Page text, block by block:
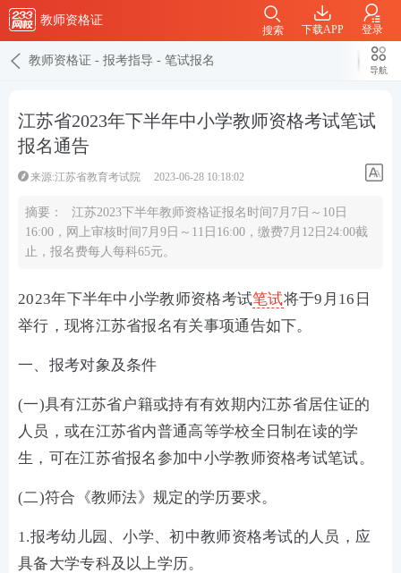
教师资格证
下载APP 登录
搜索
教师资格证 - 报考指导 - 笔试报名
导航
江苏省2023年下半年中小学教师资格考试笔试
报名通告
来源:江苏省教育考试院 2023-06-28 10:18:02
摘要：
江苏2023下半年教师资格证报名时间7月7日～10日
16:00，网上审核时间7月9日～11日16:00，缴费7月12日24:00截
止，报名费每人每科65元。
2023年下半年中小学教师资格考试笔试将于9月16日
举行，现将江苏省报名有关事项通告如下。
一、报考对象及条件
(一)具有江苏省户籍或持有有效期内江苏省居住证的
人员，或在江苏省内普通高等学校全日制在读的学
生，可在江苏省报名参加中小学教师资格考试笔试。
(二)符合《教师法》规定的学历要求。
1.报考幼儿园、小学、初中教师资格考试的人员，应
具备大学专科及以上学历。